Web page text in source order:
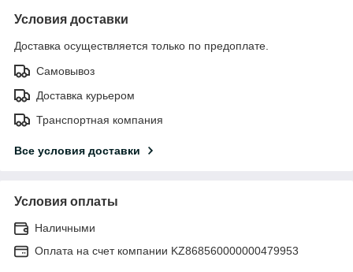
Условия доставки
Доставка осуществляется только по предоплате.
Самовывоз
Доставка курьером
Транспортная компания
Все условия доставки
Условия оплаты
Наличными
Оплата на счет компании KZ868560000000479953